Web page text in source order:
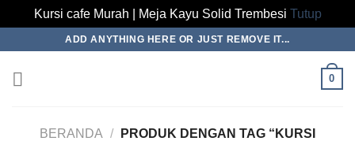
Kursi cafe Murah | Meja Kayu Solid Trembesi Tutup
content
ADD ANYTHING HERE OR JUST REMOVE IT...
0
BERANDA /
PRODUK DENGAN TAG “KURSI